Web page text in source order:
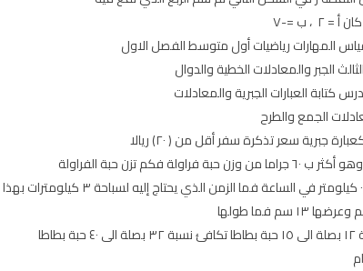
، ب =-٧
المهارات رياضيات أول متوسط الفصل الاول
الجبر والمعادلات الخطية والدوال
كتابة العبارات الجبرية والمعادلات
الجمع والطرح
جبرية سعر تذكرة سفر أقل من ( ٢٠) ريالا